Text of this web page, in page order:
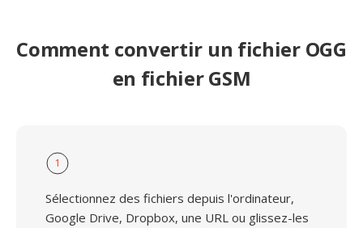
Comment convertir un fichier OGG
en fichier GSM
1
Sélectionnez des fichiers depuis l'ordinateur,
Google Drive, Dropbox, une URL ou glissez-les